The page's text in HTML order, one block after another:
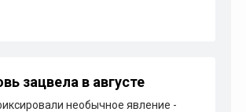
зацвела в августе
необычное явление -